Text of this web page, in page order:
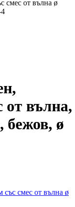
от вълна,
бежов, ø
със смес от вълна ø